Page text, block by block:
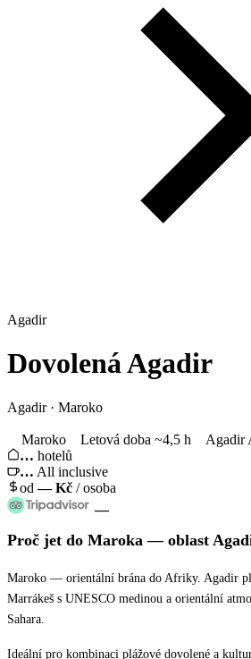
Agadir
DovolenáAgadir
Agadir · Maroko
Maroko Letová doba ~4,5 h
Agadir
… hotelů
… All inclusive
od—Kč / osoba
—
Proč jet do Maroka — oblast
Maroko — orientální brána do Afriky. Agadir
Marrákeš s UNESCO medinou a orientální
Sahara.
Ideální pro kombinaci plážové dovolené a